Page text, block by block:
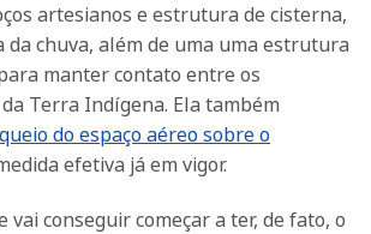
artesianos e estrutura de cisterna,
da chuva, além de uma uma estrutura
manter contato entre os
Terra Indígena. Ela também
do espaço aéreo sobre o
efetiva já em vigor.
vai conseguir começar a ter, de fato, o